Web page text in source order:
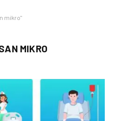
mikro"
MIKRO